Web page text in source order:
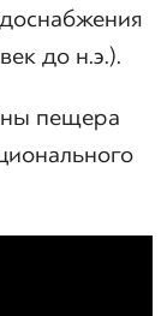
до н.э.).
пещера